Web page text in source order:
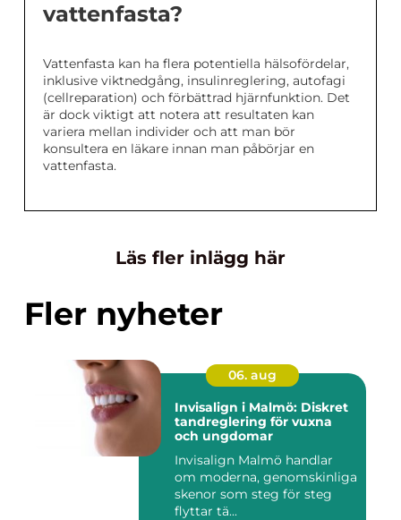
vattenfasta?
Vattenfasta kan ha flera potentiella hälsofördelar,
inklusive viktnedgång, insulinreglering, autofagi
(cellreparation) och förbättrad hjärnfunktion. Det
är dock viktigt att notera att resultaten kan
variera mellan individer och att man bör
konsultera en läkare innan man påbörjar en
vattenfasta.
Läs fler inlägg här
Fler nyheter
06. aug
Invisalign i Malmö: Diskret
tandreglering för vuxna
och ungdomar
Invisalign Malmö handlar
om moderna, genomskinliga
skenor som steg för steg
flyttar tä...